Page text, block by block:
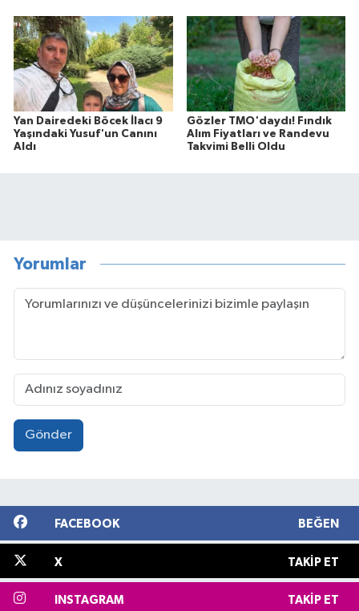
Yan Dairedeki Böcek İlacı 9
Yaşındaki Yusuf'un Canını
Aldı
Gözler TMO'daydı! Fındık
Alım Fiyatları ve Randevu
Takvimi Belli Oldu
Yorumlar
Gönder
FACEBOOK BEĞEN
X TAKIP ET
INSTAGRAM TAKIP ET